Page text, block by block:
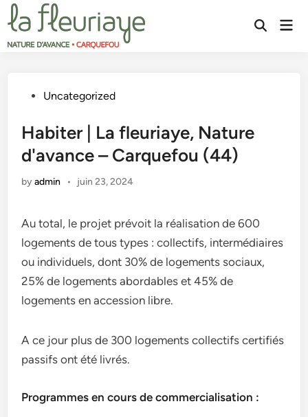
Skip
to
content
Open
PostedUncategorized
Habiter | La fleuriaye, Nature
d'avance – Carquefou (44)
byadmin • juin 23, 2024
Au total, le projet prévoit la réalisation de 600
logements de tous types : collectifs, intermédiaires
ou individuels, dont 30% de logements sociaux,
25% de logements abordables et 45% de
logements en accession libre.
A ce jour plus de 300 logements collectifs certifiés
passifs ont été livrés.
Programmes en cours de commercialisation :